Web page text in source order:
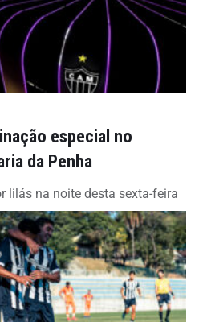
especial no
da Penha
lilás na noite desta sexta-feira